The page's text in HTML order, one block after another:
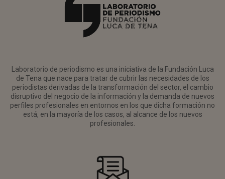
Laboratorio de periodismo es una iniciativa de la Fundación Luca
de Tena que nace para tratar de cubrir las necesidades de los
periodistas derivadas de la transformación del sector, el cambio
disruptivo del negocio de la información y la demanda de nuevos
perfiles profesionales en entornos en los que dicha formación no
está, en la mayoría de los casos, al alcance de los nuevos
profesionales.